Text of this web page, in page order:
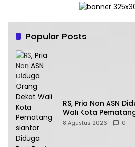
Popular Posts
RS, Pria Non ASN
Wali Kota
Bagi Bagi Proyek ke
8 Agustus 2026 0